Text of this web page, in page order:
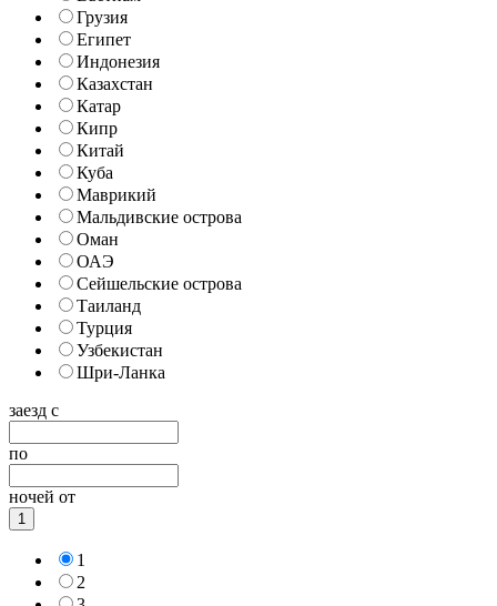
Грузия
Египет
Индонезия
Казахстан
Катар
Кипр
Китай
Куба
Маврикий
Мальдивские острова
Оман
ОАЭ
Сейшельские острова
Таиланд
Турция
Узбекистан
Шри-Ланка
заезд с
по
ночей от
1
1
2